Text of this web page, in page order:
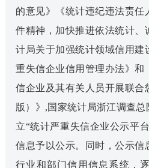
的意见》《统计违纪违法责任
件精神，加快推进依法统计、
计局关于加强统计领域信用建
重失信企业信用管理办法》和
信企业及其有关人员开展联合
版）》,国家统计局浙江调查
立“统计严重失信企业公示平
信息予以公示。同时，公示信
行业和部门信用信息系统，